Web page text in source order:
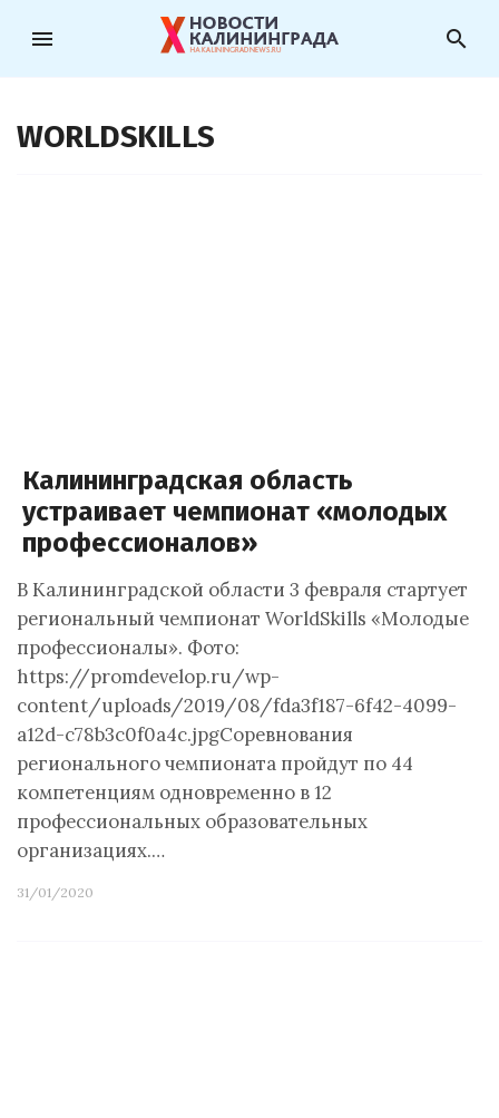
menu search
WORLDSKILLS
Калининградская область
устраивает чемпионат «молодых
профессионалов»
В Калининградской области 3 февраля стартует
региональный чемпионат WorldSkills «Молодые
профессионалы». Фото:
https://promdevelop.ru/wp-
content/uploads/2019/08/fda3f187-6f42-4099-
a12d-c78b3c0f0a4c.jpgСоревнования
регионального чемпионата пройдут по 44
компетенциям одновременно в 12
профессиональных образовательных
организациях.…
31/01/2020